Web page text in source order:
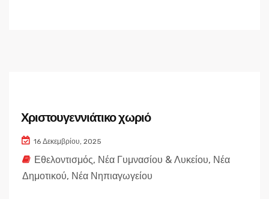
Χριστουγεννιάτικο χωριό
16 Δεκεμβρίου, 2025
Εθελοντισμός, Νέα Γυμνασίου & Λυκείου, Νέα
Δημοτικού, Νέα Νηπιαγωγείου